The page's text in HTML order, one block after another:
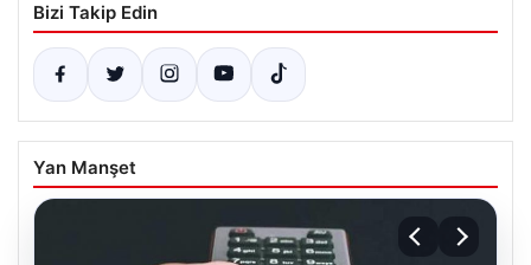
Bizi Takip Edin
Yan Manşet